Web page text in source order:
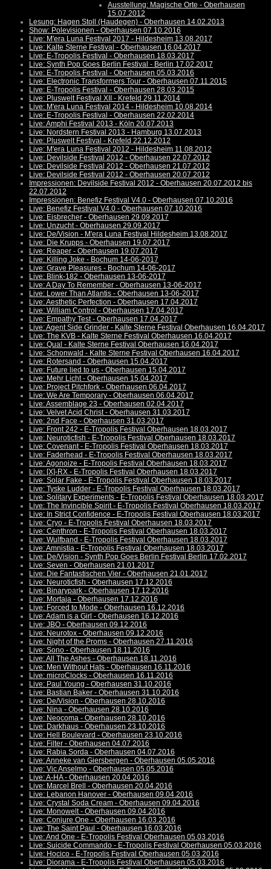
Ausstellung: Magische Orte - Oberhausen
15.07.2012
Lesung: Hagen Stoll (Haudegen) - Oberhausen 14.02.2013
Show: Polevisionen - Oberhausen 07.10.2016
Live: M'era Luna Festival 2017 - Hildesheim 13.08.2017
Live: Kalte Sterne Festival - Oberhausen 16.04.2017
Live: E-Tropolis Festival - Oberhausen 18.03.2017
Live: Synth Pop Goes Berlin Festival - Berlin 17.02.2017
Live: E-Tropolis Festival - Oberhausen 05.03.2016
Live: Electronic Transformers Tour - Oberhausen 07.11.2015
Live: E-Tropolis Festival - Oberhausen 28.03.2015
Live: Pluswelt Festival XII - Krefeld 29.11.2014
Live: M'era Luna Festival 2014 - Hildesheim 10.08.2014
Live: E-Tropolis Festival - Oberhausen 22.02.2014
Live: Amphi Festival 2013 - Köln 20.07.2013
Live: Nordstern Festival 2013 - Hamburg 13.07.2013
Live: Pluswelt Festival - Krefeld 22.12.2012
Live: M'era Luna Festival 2012 - Hildesheim 11.08.2012
Live: Devilside Festival 2012 - Oberhausen 22.07.2012
Live: Devilside Festival 2012 - Oberhausen 21.07.2012
Live: Devilside Festival 2012 - Oberhausen 20.07.2012
Impressionen: Devilside Festival 2012 - Oberhausen 20.07.2012 bis
22.07.2012
Impressionen: Benefiz Festival V4.0 - Oberhausen 07.10.2016
Live: Benefiz Festival V4.0 - Oberhausen 07.10.2016
Live: Eisbrecher - Oberhausen 29.09.2017
Live: Unzucht - Oberhausen 29.09.2017
Live: De/Vision - M'era Luna Festival Hildesheim 13.08.2017
Live: Die Krupps - Oberhausen 19.07.2017
Live: Reaper - Oberhausen 19.07.2017
Live: Killing Joke - Bochum 14-06-2017
Live: Grave Pleasures - Bochum 14-06-2017
Live: Blink-182 - Oberhausen 13-06-2017
Live: A Day To Remember - Oberhausen 13-06-2017
Live: Lower Than Atlantis - Oberhausen 13-06-2017
Live: Aesthetic Perfection - Oberhausen 17.04.2017
Live: William Control - Oberhausen 17.04.2017
Live: Empathy Test - Oberhausen 17.04.2017
Live: Agent Side Grinder - Kalte Sterne Festival Oberhausen 16.04.2017
Live: The KVB - Kalte Sterne Festival Oberhausen 16.04.2017
Live: Qual - Kalte Sterne Festival Oberhausen 16.04.2017
Live: Schonwald - Kalte Sterne Festival Oberhausen 16.04.2017
Live: Rotersand - Oberhausen 15.04.2017
Live: Future lied to us - Oberhausen 15.04.2017
Live: Mehr Licht - Oberhausen 15.04.2017
Live: Project Pitchfork - Oberhausen 06.04.2017
Live: We Are Temporary - Oberhausen 06.04.2017
Live: Assemblage 23 - Oberhausen 02.04.2017
Live: Velvet Acid Christ - Oberhausen 31.03.2017
Live: 2nd Face - Oberhausen 31.03.2017
Live: Front 242 - E-Tropolis Festival Oberhausen 18.03.2017
Live: Neuroticfish - E-Tropolis Festival Oberhausen 18.03.2017
Live: Covenant - E-Tropolis Festival Oberhausen 18.03.2017
Live: Faderhead - E-Tropolis Festival Oberhausen 18.03.2017
Live: Agonoize - E-Tropolis Festival Oberhausen 18.03.2017
Live: [X]-RX - E-Tropolis Festival Oberhausen 18.03.2017
Live: Solar Fake - E-Tropolis Festival Oberhausen 18.03.2017
Live: Tyske Ludder - E-Tropolis Festival Oberhausen 18.03.2017
Live: Solitary Experiments - E-Tropolis Festival Oberhausen 18.03.2017
Live: The Invincible Spirit - E-Tropolis Festival Oberhausen 18.03.2017
Live: In Strict Confidence - E-Tropolis Festival Oberhausen 18.03.2017
Live: Cryo - E-Tropolis Festival Oberhausen 18.03.2017
Live: Centhron - E-Tropolis Festival Oberhausen 18.03.2017
Live: Wulfband - E-Tropolis Festival Oberhausen 18.03.2017
Live: Amnistia - E-Tropolis Festival Oberhausen 18.03.2017
Live: De/Vision - Synth Pop Goes Berlin Festival Berlin 17.02.2017
Live: Seven - Oberhausen 21.01.2017
Live: Die Fantastischen Vier - Oberhausen 21.01.2017
Live: Neuroticfish - Oberhausen 17.12.2016
Live: Binarypark - Oberhausen 17.12.2016
Live: Mortaja - Oberhausen 17.12.2016
Live: Forced to Mode - Oberhausen 16.12.2016
Live: Adam is a Girl - Oberhausen 16.12.2016
Live: JBO - Oberhausen 09.12.2016
Live: Neurotox - Oberhausen 09.12.2016
Live: Night of the Proms - Oberhausen 27.11.2016
Live: Sono - Oberhausen 18.11.2016
Live: All The Ashes - Oberhausen 18.11.2016
Live: Men Without Hats - Oberhausen 16.11.2016
Live: microClocks - Oberhausen 16.11.2016
Live: Paul Young - Oberhausen 31.10.2016
Live: Bastian Baker - Oberhausen 31.10.2016
Live: De/Vision - Oberhausen 28.10.2016
Live: Nina - Oberhausen 28.10.2016
Live: Neocoma - Oberhausen 28.10.2016
Live: Darkhaus - Oberhausen 23.10.2016
Live: Hell Boulevard - Oberhausen 23.10.2016
Live: Filter - Oberhausen 04.07.2016
Live: Rabia Sorda - Oberhausen 04.07.2016
Live: Anneke van Giersbergen - Oberhausen 05.05.2016
Live: Vic Anselmo - Oberhausen 05.05.2016
Live: A-HA - Oberhausen 20.04.2016
Live: Marcel Brell - Oberhausen 20.04.2016
Live: Lebanon Hanover - Oberhausen 09.04.2016
Live: Crystal Soda Cream - Oberhausen 09.04.2016
Live: Monowelt - Oberhausen 09.04.2016
Live: Conjure One - Oberhausen 16.03.2016
Live: The Saint Paul - Oberhausen 16.03.2016
Live: And One - E-Tropolis Festival Oberhausen 05.03.2016
Live: Suicide Commando - E-Tropolis Festival Oberhausen 05.03.2016
Live: Hocico - E-Tropolis Festival Oberhausen 05.03.2016
Live: Diorama - E-Tropolis Festival Oberhausen 05.03.2016